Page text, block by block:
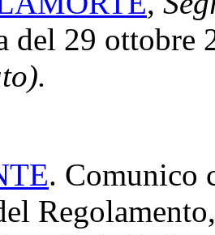
del 29 ottobre
. Comunico